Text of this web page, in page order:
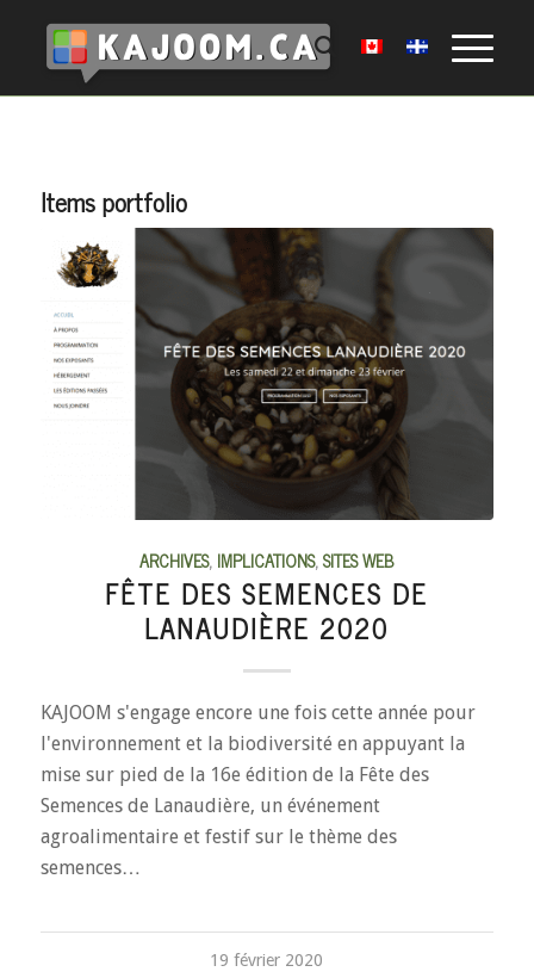
Items portfolio
ARCHIVES, IMPLICATIONS,SITES WEB
FÊTE DES SEMENCES DE
LANAUDIÈRE 2020
KAJOOM s'engage encore une fois cette année pour
l'environnement et la biodiversité en appuyant la
mise sur pied de la 16e édition de la Fête des
Semences de Lanaudière, un événement
agroalimentaire et festif sur le thème des
semences…
19 février 2020